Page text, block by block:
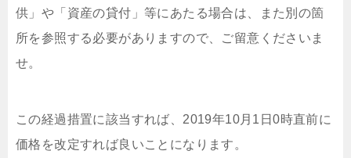
供」や「資産の貸付」等にあたる場合は、また別の箇
所を参照する必要がありますので、ご留意くださいま
せ。
この経過措置に該当すれば、2019年10月1日0時直前に
価格を改定すれば良いことになります。